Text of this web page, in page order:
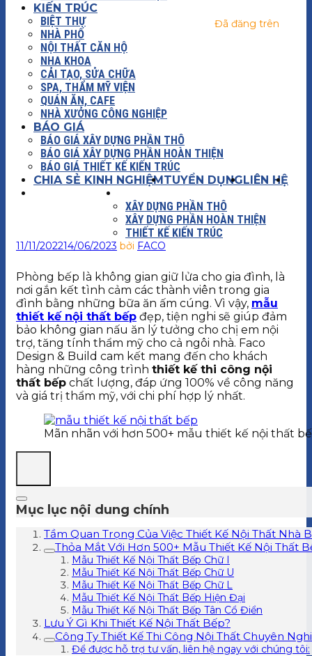
KIẾN TRÚC
BIỆT THỰ
NHÀ PHỐ
NỘI THẤT CĂN HỘ
NHA KHOA
CẢI TẠO, SỬA CHỮA
SPA, THẨM MỸ VIỆN
QUÁN ĂN, CAFE
NHÀ XƯỞNG CÔNG NGHIỆP
BÁO GIÁ
BÁO GIÁ XÂY DỰNG PHẦN THÔ
BÁO GIÁ XÂY DỰNG PHẦN HOÀN THIỆN
BÁO GIÁ THIẾT KẾ KIẾN TRÚC
CHIA SẺ KINH NGHIỆMTUYỂN DỤNGLIÊN HỆ
XÂY DỰNG PHẦN THÔ
XÂY DỰNG PHẦN HOÀN THIỆN
THIẾT KẾ KIẾN TRÚC
Đã đăng trên
11/11/202214/06/2023 bởi FACO
Phòng bếp là không gian giữ lửa cho gia đình, là
nơi gắn kết tình cảm các thành viên trong gia
đình bằng những bữa ăn ấm cúng. Vì vậy, mẫu
thiết kế nội thất bếp đẹp, tiện nghi sẽ giúp đảm
bảo không gian nấu ăn lý tưởng cho chị em nội
trợ, tăng tính thẩm mỹ cho cả ngôi nhà. Faco
Design & Build cam kết mang đến cho khách
hàng những công trình thiết kế thi công nội
thất bếp chất lượng, đáp ứng 100% về công năng
và giá trị thẩm mỹ, với chi phí hợp lý nhất.
Mãn nhãn với hơn 500+ mẫu thiết kế nội thất
Mục lục nội dung chính
Tầm Quan Trọng Của Việc Thiết Kế Nội Thất Nhà
Thỏa Mắt Với Hơn 500+ Mẫu Thiết Kế Nội Thất
Mẫu Thiết Kế Nội Thất Bếp Chữ I
Mẫu Thiết Kế Nội Thất Bếp Chữ U
Mẫu Thiết Kế Nội Thất Bếp Chữ L
Mẫu Thiết Kế Nội Thất Bếp Hiện Đại
Mẫu Thiết Kế Nội Thất Bếp Tân Cổ Điển
Lưu Ý Gì Khi Thiết Kế Nội Thất Bếp?
Công Ty Thiết Kế Thi Công Nội Thất Chuyên
Để được hỗ trợ tư vấn, liên hệ ngay với chúng tôi: